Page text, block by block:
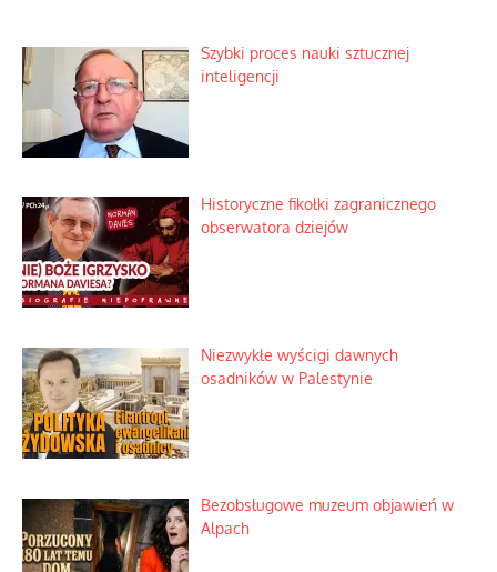
Szybki proces nauki sztucznej
inteligencji
Historyczne fikołki zagranicznego
obserwatora dziejów
Niezwykłe wyścigi dawnych
osadników w Palestynie
Bezobsługowe muzeum objawień w
Alpach